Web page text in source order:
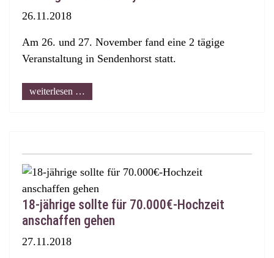
26.11.2018
Am 26. und 27. November fand eine 2 tägige
Veranstaltung in Sendenhorst statt.
weiterlesen …
18-jährige sollte für 70.000€-Hochzeit
anschaffen gehen
27.11.2018